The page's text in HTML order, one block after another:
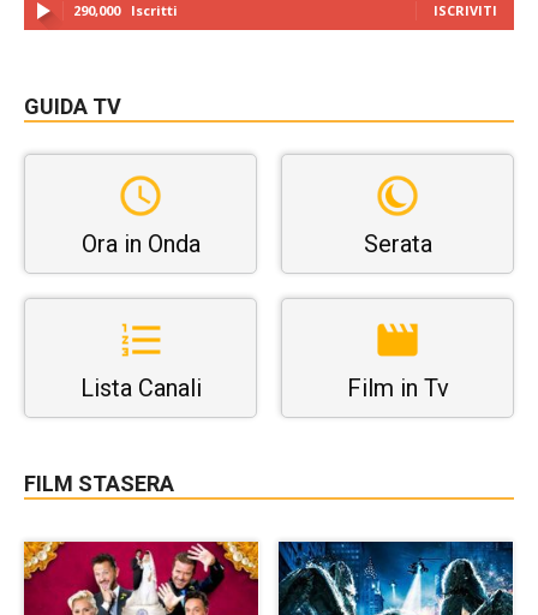
290,000 Iscritti ISCRIVITI
GUIDA TV
Ora in Onda Serata
Lista Canali Film in Tv
FILM STASERA